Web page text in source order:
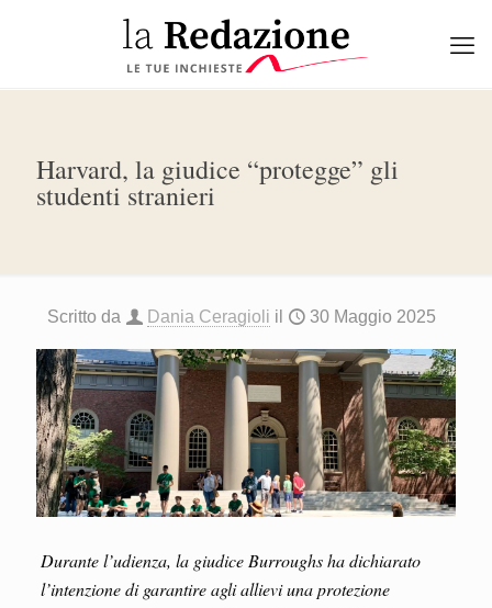
Harvard, la giudice “protegge” gli
studenti stranieri
Scritto da Dania Ceragioli il 30 Maggio 2025
Durante l’udienza, la giudice Burroughs ha dichiarato
l’intenzione di garantire agli allievi una protezione